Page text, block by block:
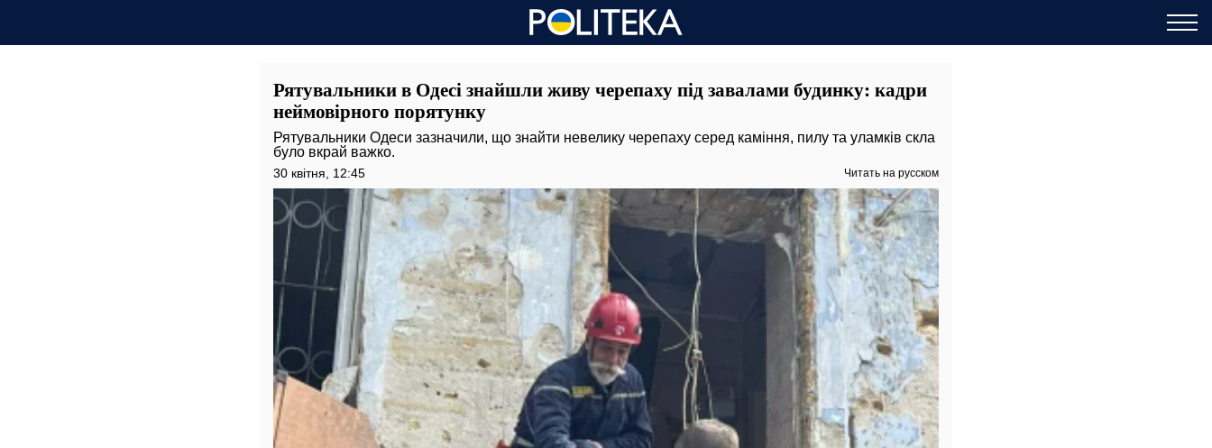
Рятувальники в Одесі знайшли живу черепаху під завалами будинку: кадри
неймовірного порятунку
Рятувальники Одеси зазначили, що знайти невелику черепаху серед каміння, пилу та уламків скла
було вкрай важко.
30 квітня, 12:45 Читать на русском